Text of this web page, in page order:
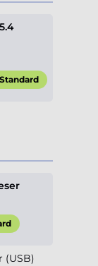
Standard
(USB)